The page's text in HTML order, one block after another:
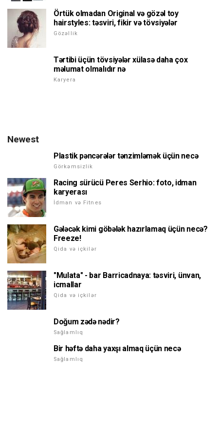
Örtük olmadan Original və gözəl toy
hairstyles: təsviri, fikir və tövsiyələr
Gözəllik
Tərtibi üçün tövsiyələr xülasə daha çox
məlumat olmalıdır nə
Karyera
Newest
Plastik pəncərələr tənzimləmək üçün necə
Görkəmsizlik
Racing sürücü Peres Serhio: foto, idman
karyerası
İdman və Fitnes
Gələcək kimi göbələk hazırlamaq üçün necə?
Freeze!
Qida və içkilər
"Mulata" - bar Barricadnaya: təsviri, ünvan,
icmallar
Qida və içkilər
Doğum zədə nədir?
Sağlamlıq
Bir həftə daha yaxşı almaq üçün necə
Sağlamlıq